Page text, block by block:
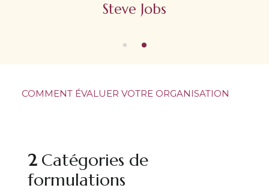
Steve Jobs
COMMENT ÉVALUER VOTRE ORGANISATION
2Catégories de
formulations